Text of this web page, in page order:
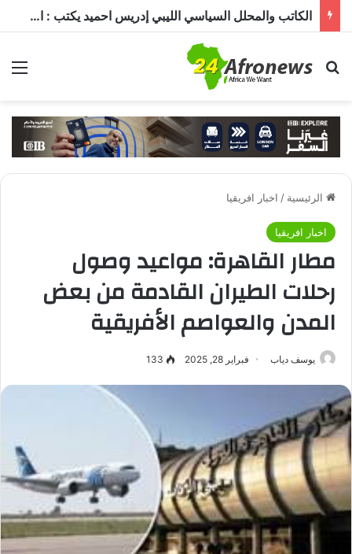
الكاتب والمحلل السياسي الليبي إدريس احميد يكتب : الكاميرون في ظل غياب بول بيا… قراءة في المشهد وأسباب الغياب ومآلات الأوضاع
بحث عن
الرئيسية / اخبار افريقيا
اخبار افريقيا
مطار القاهرة: مواعيد وصول
رحلات الطيران القادمة من بعض
المدن والعواصم الأفريقية
يوسف دياب فبراير 28, 2025 133